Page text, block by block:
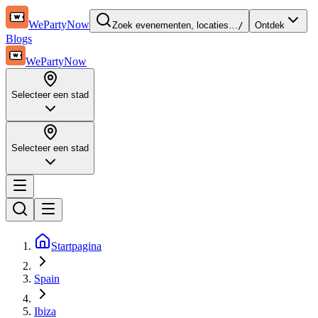
WePartyNow Zoek evenementen, locaties…/ Ontdek
Blogs
WePartyNow
Selecteer een stad
Selecteer een stad
Startpagina
Spain
Ibiza